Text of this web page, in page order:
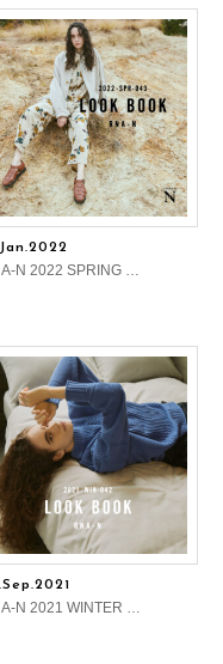
N 2022 SPRING …
N 2021 WINTER …